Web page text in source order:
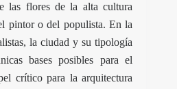
las flores de la alta cultura
pintor o del populista. En la
la ciudad y su tipología
bases posibles para el
crítico para la arquitectura